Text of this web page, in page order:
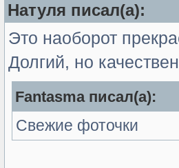
Натуля писал(а):
Это наоборот
Долгий, но
Fantasma писал(а):
Свежие фоточки